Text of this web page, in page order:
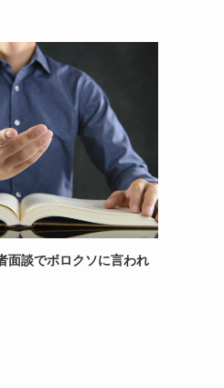
面談でボロクソに言われ